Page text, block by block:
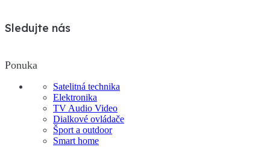
Sledujte nás
Ponuka
Satelitná technika
Elektronika
TV Audio Video
Dialkové ovládače
Šport a outdoor
Smart home